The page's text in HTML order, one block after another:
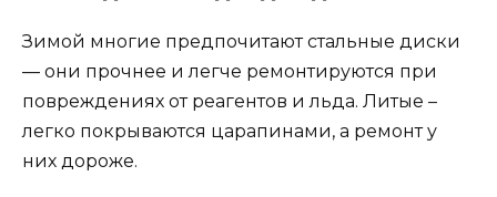
Зимой многие предпочитают стальные диски
— они прочнее и легче ремонтируются при
повреждениях от реагентов и льда. Литые –
легко покрываются царапинами, а ремонт у
них дороже.